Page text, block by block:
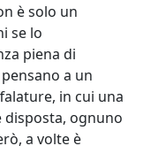
è solo un
se lo
piena di
a un
in cui una
ognuno
a volte è